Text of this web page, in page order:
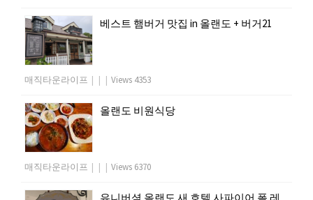
베스트 햄버거 맛집 in 올랜도 + 버거21
매직타운라이프 | | | Views 4353
올랜도 비원식당
매직타운라이프 | | | Views 6370